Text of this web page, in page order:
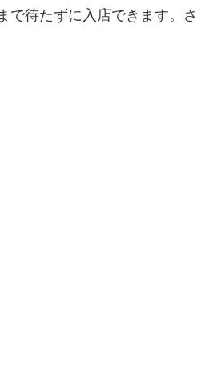
で待たずに入店できます。さ